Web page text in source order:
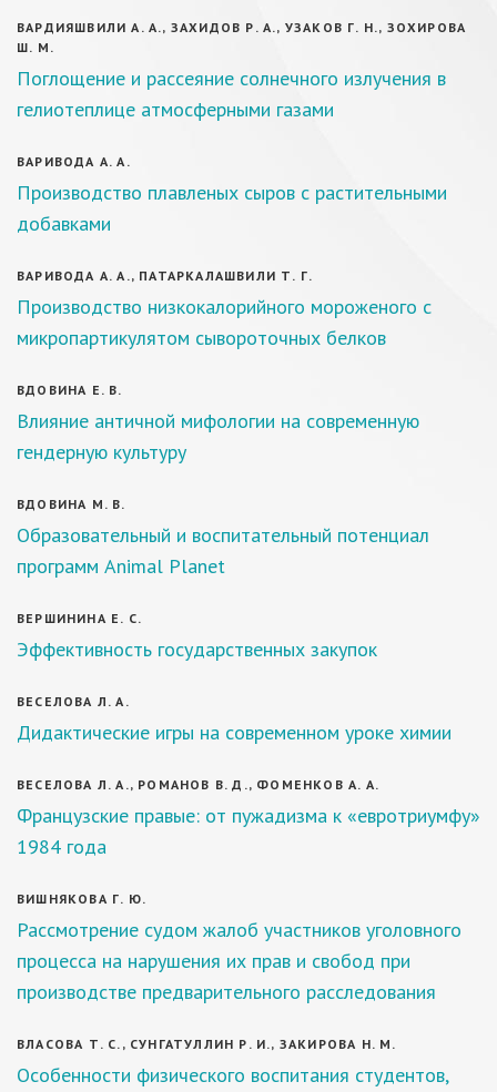
ВАРДИЯШВИЛИ А. А., ЗАХИДОВ Р. А., УЗАКОВ Г. Н., ЗОХИРОВА
Ш. М.
Поглощение и рассеяние солнечного излучения в
гелиотеплице атмосферными газами
ВАРИВОДА А. А.
Производство плавленых сыров с растительными
добавками
ВАРИВОДА А. А., ПАТАРКАЛАШВИЛИ Т. Г.
Производство низкокалорийного мороженого с
микропартикулятом сывороточных белков
ВДОВИНА Е. В.
Влияние античной мифологии на современную
гендерную культуру
ВДОВИНА М. В.
Образовательный и воспитательный потенциал
программ Animal Planet
ВЕРШИНИНА Е. С.
Эффективность государственных закупок
ВЕСЕЛОВА Л. А.
Дидактические игры на современном уроке химии
ВЕСЕЛОВА Л. А., РОМАНОВ В. Д., ФОМЕНКОВ А. А.
Французские правые: от пужадизма к «евротриумфу»
1984 года
ВИШНЯКОВА Г. Ю.
Рассмотрение судом жалоб участников уголовного
процесса на нарушения их прав и свобод при
производстве предварительного расследования
ВЛАСОВА Т. С., СУНГАТУЛЛИН Р. И., ЗАКИРОВА Н. М.
Особенности физического воспитания студентов,